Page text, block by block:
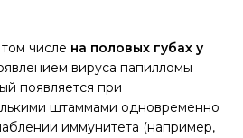
числе на половых губах у
вируса папилломы
появляется при
штаммами одновременно
иммунитета (например,